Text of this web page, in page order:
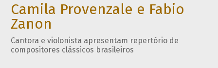
Camila Provenzale e Fabio
Zanon
Cantora e violonista apresentam repertório de
compositores clássicos brasileiros